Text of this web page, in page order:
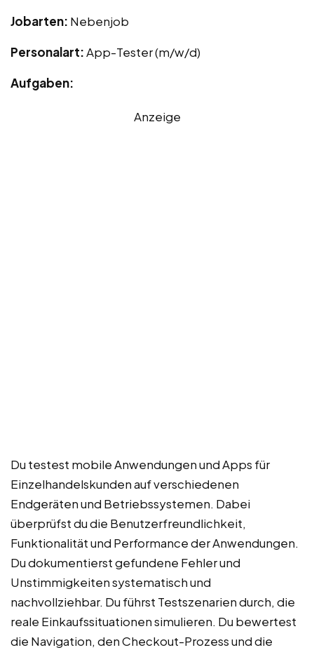
Jobarten: Nebenjob
Personalart:App-Tester (m/w/d)
Aufgaben:
Anzeige
Du testest mobile Anwendungen und Apps für
Einzelhandelskunden auf verschiedenen
Endgeräten und Betriebssystemen. Dabei
überprüfst du die Benutzerfreundlichkeit,
Funktionalität und Performance der Anwendungen.
Du dokumentierst gefundene Fehler und
Unstimmigkeiten systematisch und
nachvollziehbar. Du führst Testszenarien durch, die
reale Einkaufssituationen simulieren. Du bewertest
die Navigation, den Checkout-Prozess und die